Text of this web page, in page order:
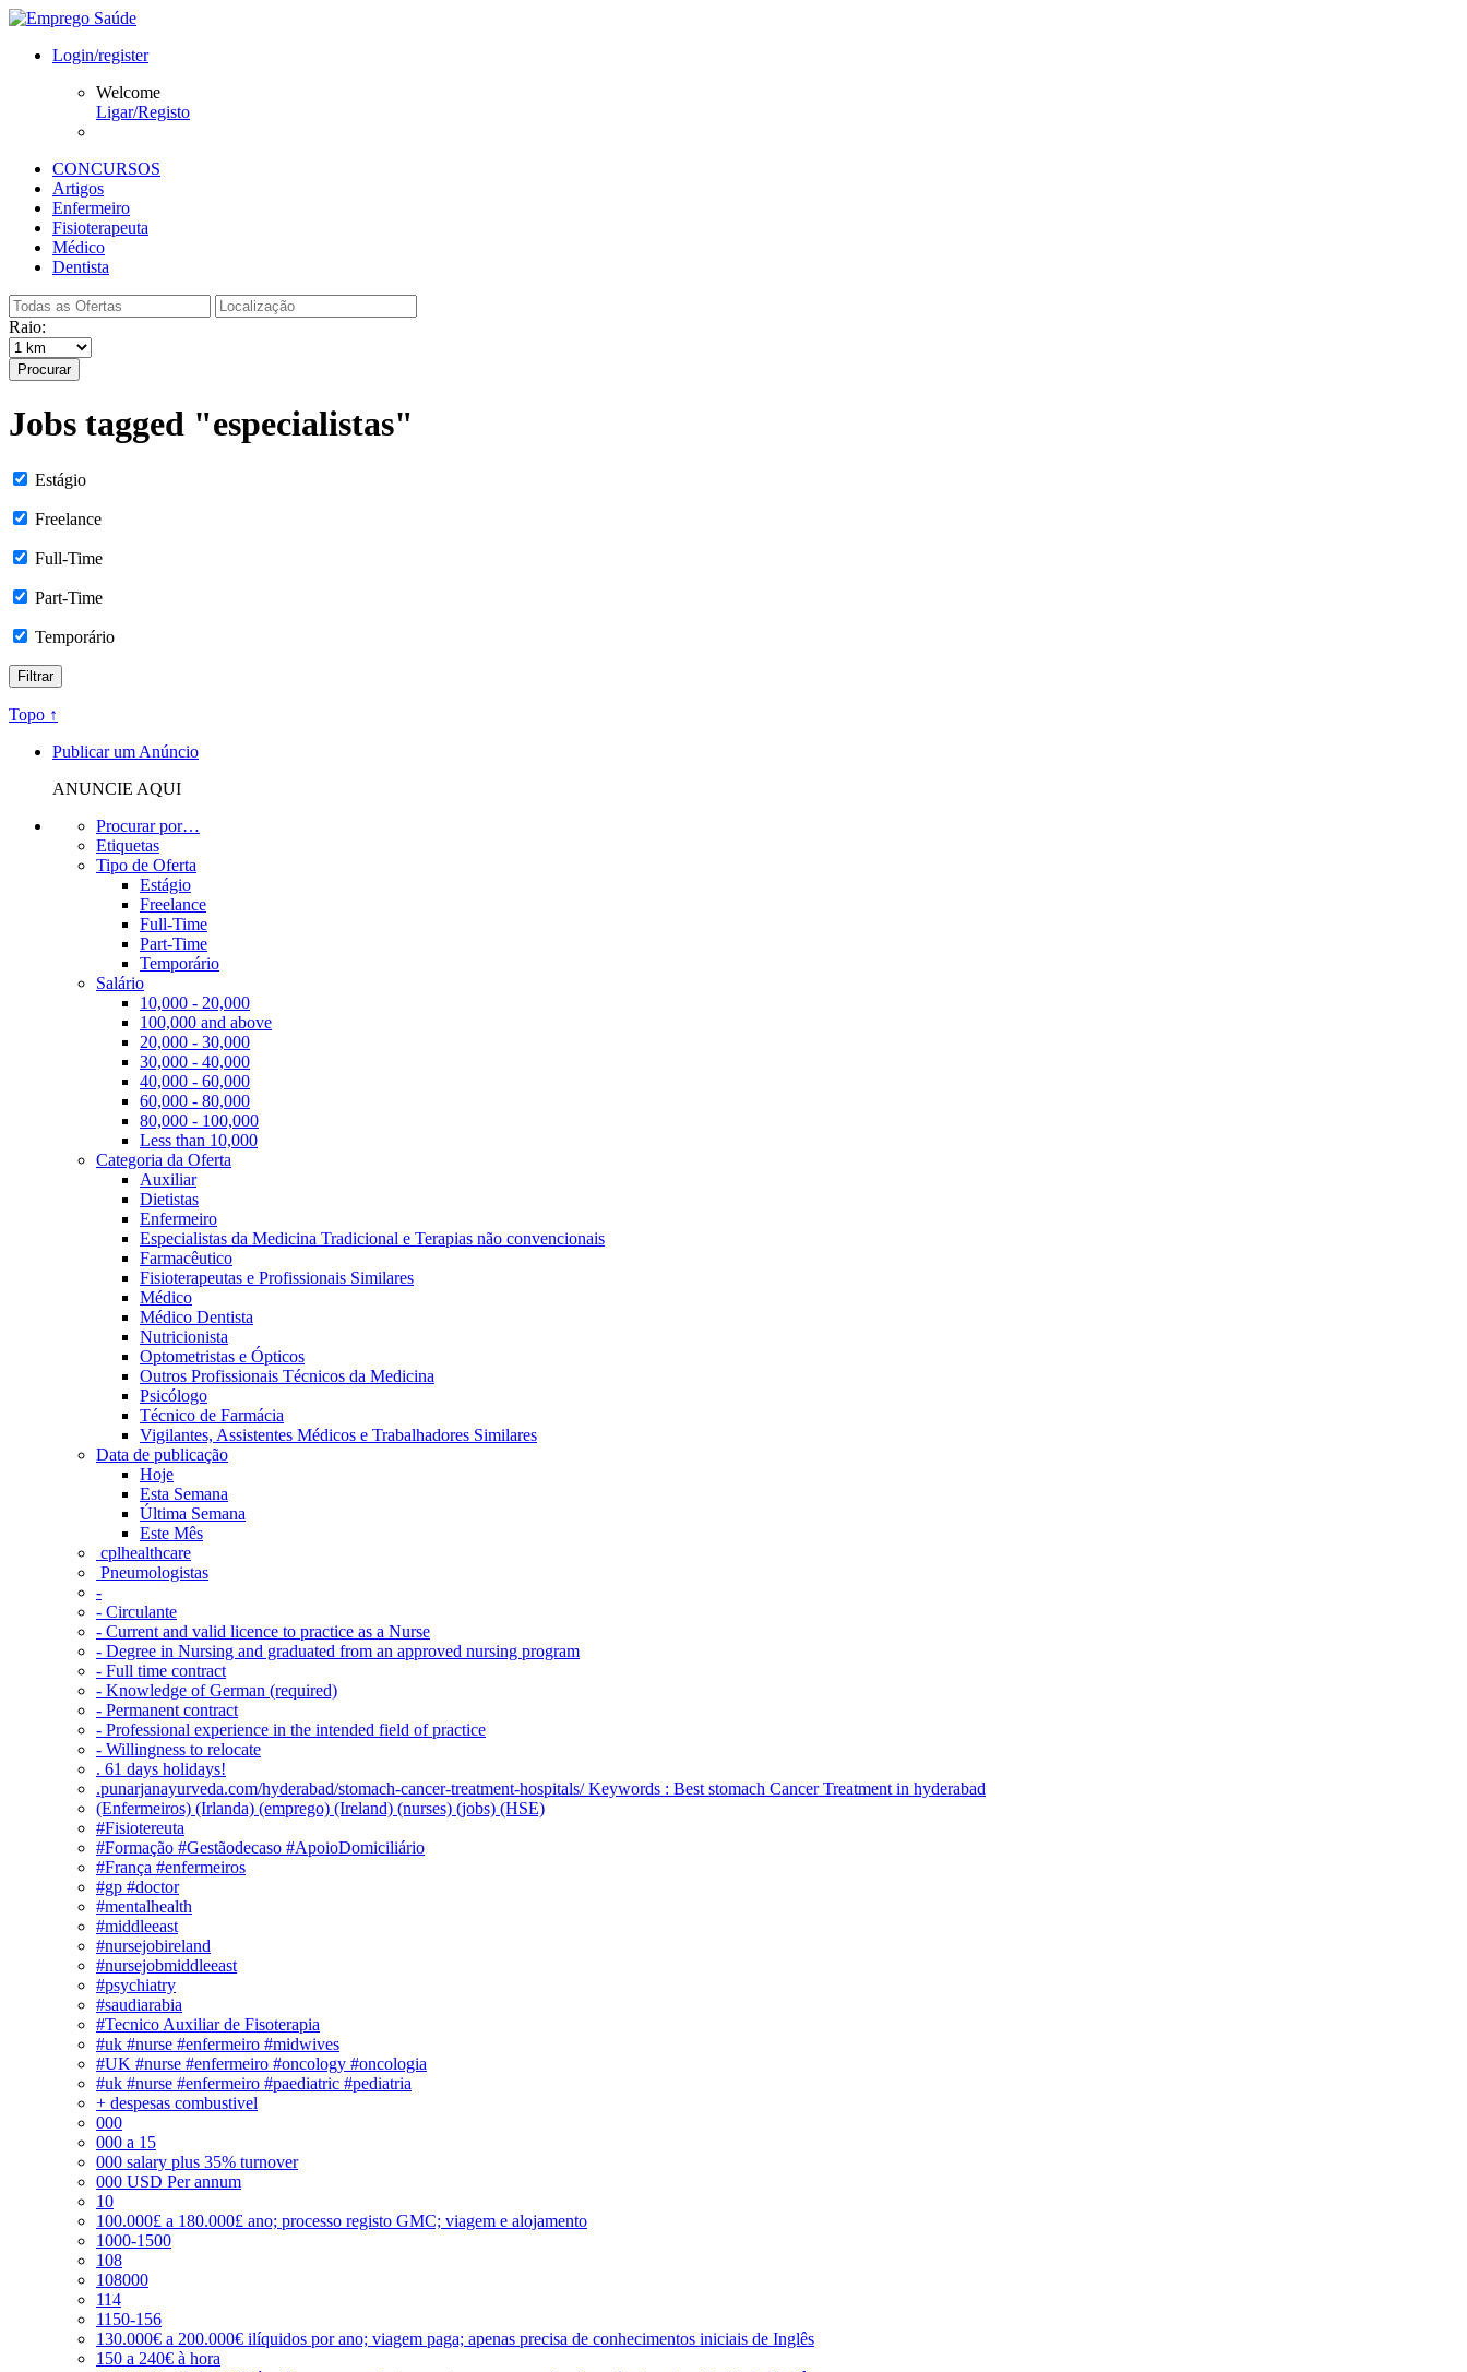
Login/register
Welcome
Ligar/Registo
CONCURSOS
Artigos
Enfermeiro
Fisioterapeuta
Médico
Dentista
Raio:
Procurar
Jobs tagged "especialistas"
Estágio
Freelance
Full-Time
Part-Time
Temporário
Topo ↑
Publicar um Anúncio
ANUNCIE AQUI
Procurar por…
Etiquetas
Tipo de Oferta
Estágio
Freelance
Full-Time
Part-Time
Temporário
Salário
10,000 - 20,000
100,000 and above
20,000 - 30,000
30,000 - 40,000
40,000 - 60,000
60,000 - 80,000
80,000 - 100,000
Less than 10,000
Categoria da Oferta
Auxiliar
Dietistas
Enfermeiro
Especialistas da Medicina Tradicional e Terapias não convencionais
Farmacêutico
Fisioterapeutas e Profissionais Similares
Médico
Médico Dentista
Nutricionista
Optometristas e Ópticos
Outros Profissionais Técnicos da Medicina
Psicólogo
Técnico de Farmácia
Vigilantes, Assistentes Médicos e Trabalhadores Similares
Data de publicação
Hoje
Esta Semana
Última Semana
Este Mês
‎ cplhealthcare‬
Pneumologistas
-
- Circulante
- Current and valid licence to practice as a Nurse
- Degree in Nursing and graduated from an approved nursing program
- Full time contract
- Knowledge of German (required)
- Permanent contract
- Professional experience in the intended field of practice
- Willingness to relocate
. 61 days holidays!
.punarjanayurveda.com/hyderabad/stomach-cancer-treatment-hospitals/ Keywords : Best stomach Cancer Treatment in hyderabad
(Enfermeiros) (Irlanda) (emprego) (Ireland) (nurses) (jobs) (HSE)
#Fisiotereuta
#Formação #Gestãodecaso #ApoioDomiciliário
#França #enfermeiros
#gp #doctor
#mentalhealth
#middleeast
#nursejobireland
#nursejobmiddleeast
#psychiatry
#saudiarabia
#Tecnico Auxiliar de Fisoterapia
#uk #nurse #enfermeiro #midwives
#UK #nurse #enfermeiro #oncology #oncologia
#uk #nurse #enfermeiro #paediatric #pediatria
+ despesas combustivel
000
000 a 15
000 salary plus 35% turnover
000 USD Per annum
10
100.000£ a 180.000£ ano; processo registo GMC; viagem e alojamento
1000-1500
108
108000
114
1150-156
130.000€ a 200.000€ ilíquidos por ano; viagem paga; apenas precisa de conhecimentos iniciais de Inglês
150 a 240€ à hora